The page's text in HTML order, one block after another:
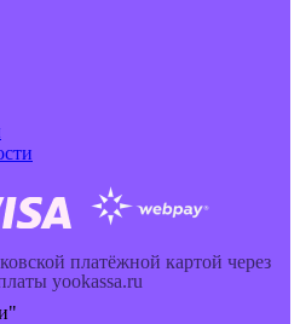
платёжной картой через
yookassa.ru